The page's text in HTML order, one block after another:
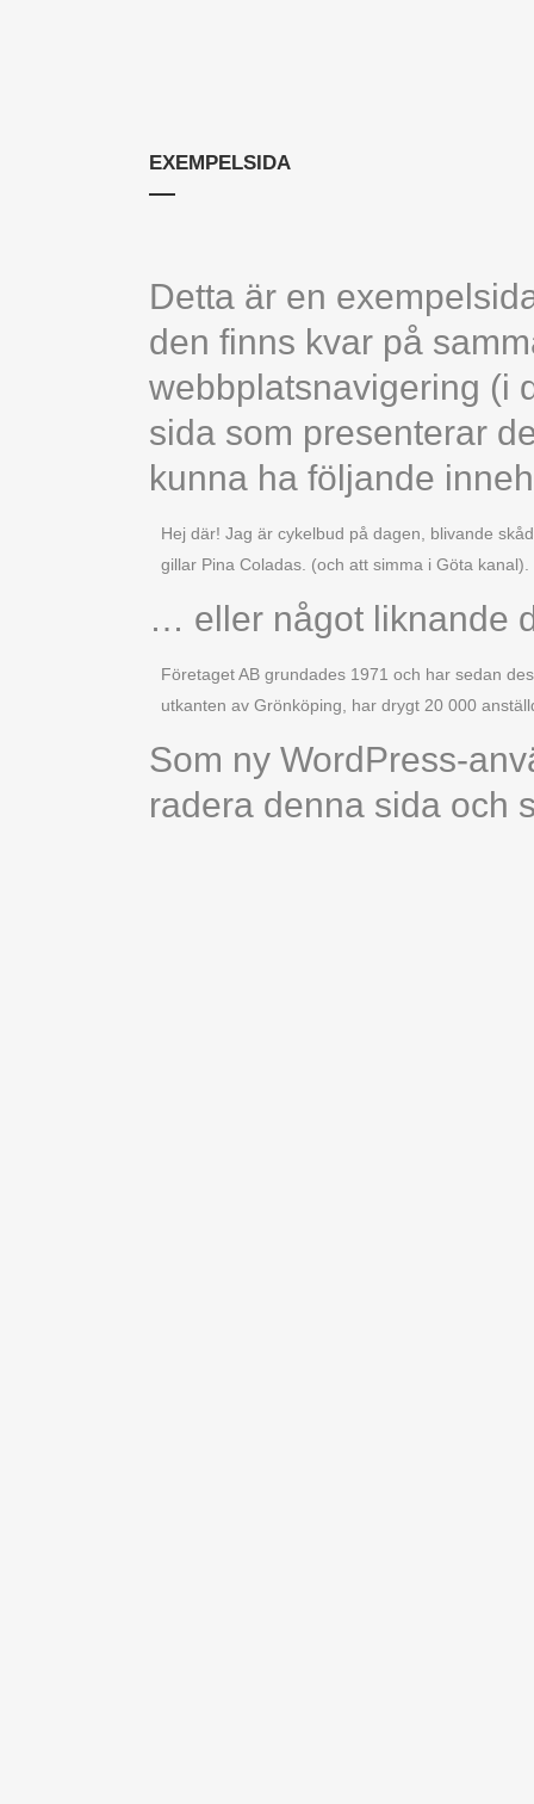
EXEMPELSIDA
Detta är en
den finns kvar på
webbplatsnavigering (i
sida som presenterar
kunna ha följande
Hej där! Jag är cykelbud på dagen, blivande
gillar Pina Coladas. (och att simma i Göta kanal).
… eller något liknande
Företaget AB grundades 1971 och har sedan
utkanten av Grönköping, har drygt 20 000
Som ny WordPress-
radera denna sida och